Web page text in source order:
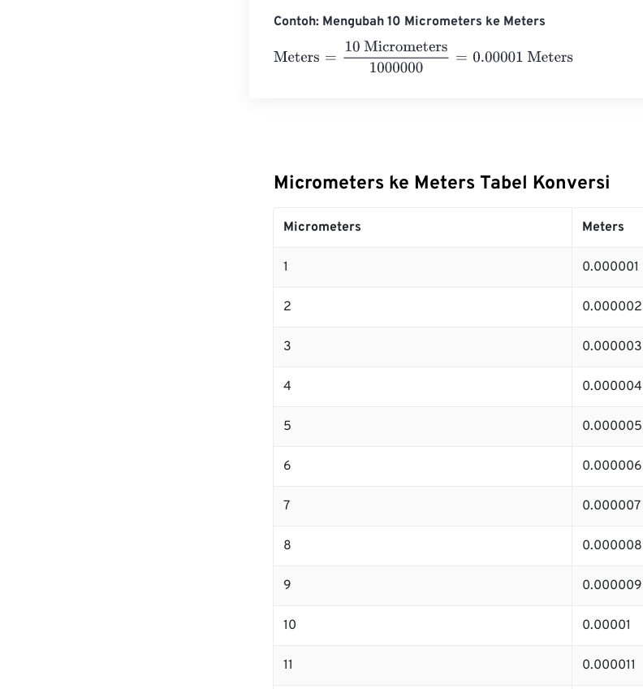
Contoh: Mengubah 10 Micrometers ke Meters
Meters
10 Micrometers1000000 =0.00001 Meters
Micrometers ke Meters Tabel Konversi
Micrometers Meters
1 0.000001
2 0.000002
3 0.000003
4 0.000004
5 0.000005
6 0.000006
7 0.000007
8 0.000008
9 0.000009
10 0.00001
11 0.000011